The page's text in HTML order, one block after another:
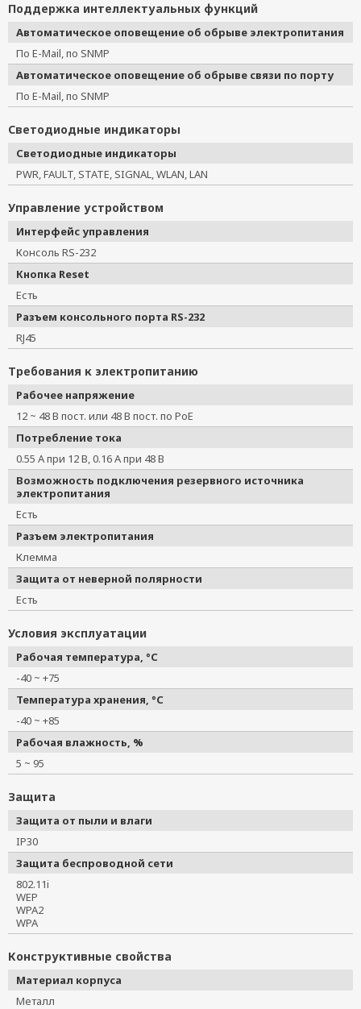
Поддержка интеллектуальных функций
Автоматическое оповещение об обрыве электропитания
По E-Mail, по SNMP
Автоматическое оповещение об обрыве связи по порту
По E-Mail, по SNMP
Светодиодные индикаторы
Светодиодные индикаторы
PWR, FAULT, STATE, SIGNAL, WLAN, LAN
Управление устройством
Интерфейс управления
Консоль RS-232
Кнопка Reset
Есть
Разъем консольного порта RS-232
RJ45
Требования к электропитанию
Рабочее напряжение
12 ~ 48 В пост. или 48 В пост. по PoE
Потребление тока
0.55 A при 12 В, 0.16 A при 48 В
Возможность подключения резервного источника
электропитания
Есть
Разъем электропитания
Клемма
Защита от неверной полярности
Есть
Условия эксплуатации
Рабочая температура, °C
-40 ~ +75
Температура хранения, °C
-40 ~ +85
Рабочая влажность, %
5 ~ 95
Защита
Защита от пыли и влаги
IP30
Защита беспроводной сети
802.11i
WEP
WPA2
WPA
Конструктивные свойства
Материал корпуса
Металл